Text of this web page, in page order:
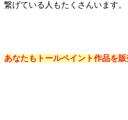
繋げている人もたくさんいます。
あなたもトールペイント作品を